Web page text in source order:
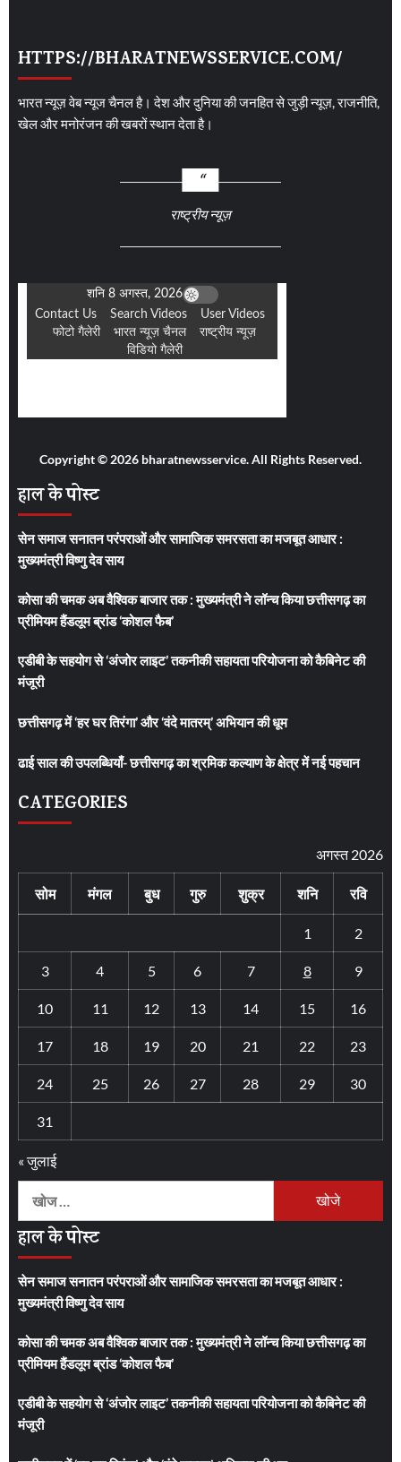
HTTPS://BHARATNEWSSERVICE.COM/
भारत न्यूज़ वेब न्यूज चैनल है। देश और दुनिया की जनहित से जुड़ी न्यूज़, राजनीति,
खेल और मनोरंजन की खबरों स्थान देता है।
राष्ट्रीय न्यूज़
Copyright © 2026 bharatnewsservice. All Rights Reserved.
हाल के पोस्ट
सेन समाज सनातन परंपराओं और सामाजिक समरसता का मजबूत आधार :
मुख्यमंत्री विष्णु देव साय
कोसा की चमक अब वैश्विक बाजार तक : मुख्यमंत्री ने लॉन्च किया छत्तीसगढ़ का
प्रीमियम हैंडलूम ब्रांड ‘कोशल फैब’
एडीबी के सहयोग से ‘अंजोर लाइट’ तकनीकी सहायता परियोजना को कैबिनेट की
मंजूरी
छत्तीसगढ़ में ‘हर घर तिरंगा’ और ‘वंदे मातरम्’ अभियान की धूम
ढाई साल की उपलब्धियाँ- छत्तीसगढ़ का श्रमिक कल्याण के क्षेत्र में नई पहचान
CATEGORIES
अगस्त 2026
सोम मंगल बुध गुरु शुक्र शनि रवि
1 2
3 4 5 6 7 8 9
10 11 12 13 14 15 16
17 18 19 20 21 22 23
24 25 26 27 28 29 30
31
« जुलाई
निम्न
खोजें:
हाल के पोस्ट
सेन समाज सनातन परंपराओं और सामाजिक समरसता का मजबूत आधार :
मुख्यमंत्री विष्णु देव साय
कोसा की चमक अब वैश्विक बाजार तक : मुख्यमंत्री ने लॉन्च किया छत्तीसगढ़ का
प्रीमियम हैंडलूम ब्रांड ‘कोशल फैब’
एडीबी के सहयोग से ‘अंजोर लाइट’ तकनीकी सहायता परियोजना को कैबिनेट की
मंजूरी